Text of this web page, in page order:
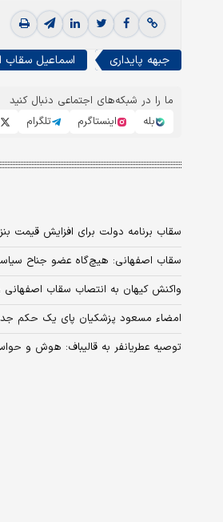
جبهه پایداری اسماعیل سقاب
ما را در شبکه‌های اجتماعی دنبال کنید
بله
اینستاگرم تلگرام
سقاب برنامه دولت برای افزایش قیمت
سقاب اصفهانی: هیچ‌گاه عضو جناح
واکنش کیهان به انتصاب سقاب اصفهانی
امضاء مسعود پزشکیان پای یک حکم
توصیه عطریانفر به قالیباف: هوش و